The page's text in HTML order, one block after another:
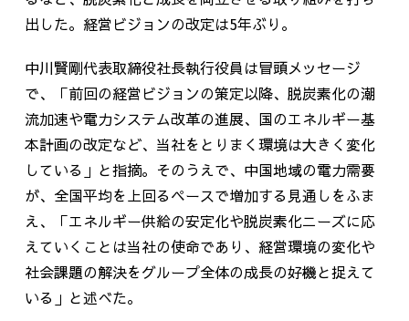
出した。経営ビジョンの改定は5年ぶり。
中川賢剛代表取締役社長執行役員は冒頭メッセージ
で、「前回の経営ビジョンの策定以降、脱炭素化の潮
流加速や電力システム改革の進展、国のエネルギー基
本計画の改定など、当社をとりまく環境は大きく変化
している」と指摘。そのうえで、中国地域の電力需要
が、全国平均を上回るペースで増加する見通しをふま
え、「エネルギー供給の安定化や脱炭素化ニーズに応
えていくことは当社の使命であり、経営環境の変化や
社会課題の解決をグループ全体の成長の好機と捉えて
いる」と述べた。